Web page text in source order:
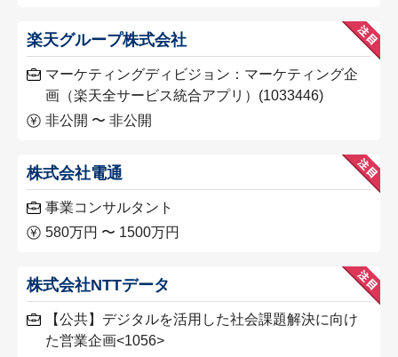
楽天グループ株式会社
マーケティングディビジョン：マーケティング企
画（楽天全サービス統合アプリ）(1033446)
非公開 〜 非公開
株式会社電通
事業コンサルタント
580万円 〜 1500万円
株式会社NTTデータ
【公共】デジタルを活用した社会課題解決に向け
た営業企画<1056>